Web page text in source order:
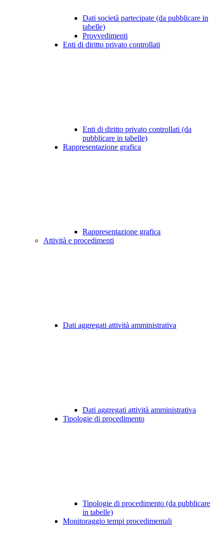
Dati società partecipate (da pubblicare in
tabelle)
Provvedimenti
Enti di diritto privato controllati
Enti di diritto privato controllati (da
pubblicare in tabelle)
Rappresentazione grafica
Rappresentazione grafica
Attività e procedimenti
Dati aggregati attività amministrativa
Dati aggregati attività amministrativa
Tipologie di procedimento
Tipologie di procedimento (da pubblicare
in tabelle)
Monitoraggio tempi procedimentali